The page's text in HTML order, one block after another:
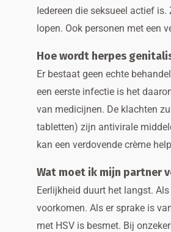
Iedereen die seksueel actief
lopen. Ook personen met een
Hoe wordt herpes
Er bestaat geen echte
een eerste infectie is het
van medicijnen. De klachten
tabletten) zijn antivirale
kan een verdovende crème
Wat moet ik mijn partner
Eerlijkheid duurt het langst.
voorkomen. Als er sprake is
met HSV is besmet. Bij